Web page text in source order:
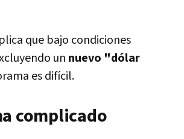
que bajo condiciones
un nuevo "dólar
es difícil.
complicado